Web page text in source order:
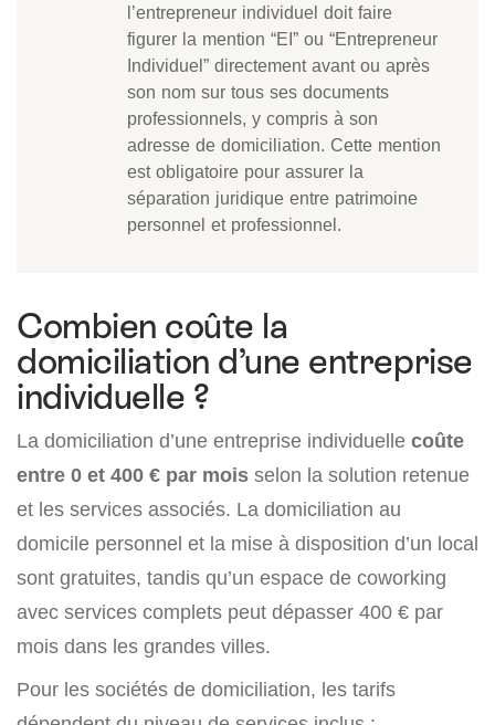
l’entrepreneur individuel doit faire
figurer la mention “EI” ou “Entrepreneur
Individuel” directement avant ou après
son nom sur tous ses documents
professionnels, y compris à son
adresse de domiciliation. Cette mention
est obligatoire pour assurer la
séparation juridique entre patrimoine
personnel et professionnel.
Combien coûte la
domiciliation d’une entreprise
individuelle ?
La domiciliation d’une entreprise individuelle coûte
entre 0 et 400 € par mois selon la solution retenue
et les services associés. La domiciliation au
domicile personnel et la mise à disposition d’un local
sont gratuites, tandis qu’un espace de coworking
avec services complets peut dépasser 400 € par
mois dans les grandes villes.
Pour les sociétés de domiciliation, les tarifs